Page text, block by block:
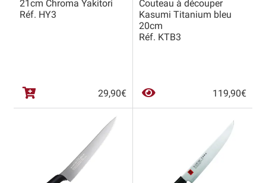
21cm Chroma Yakitori
Réf. HY3
29,90€
Couteau à découper
Kasumi Titanium bleu
20cm
Réf. KTB3
119,90€